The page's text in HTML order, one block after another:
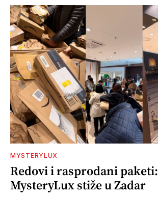
MYSTERYLUX
Redovi i rasprodani paketi:
MysteryLux stiže u Zadar